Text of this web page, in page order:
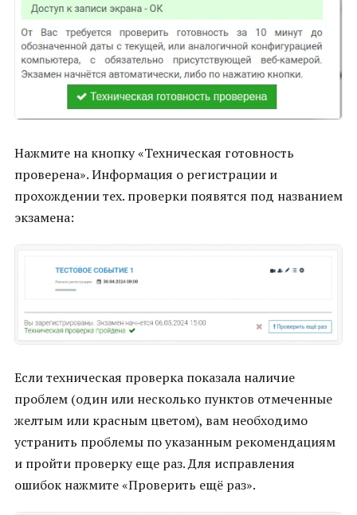
Нажмите на кнопку «Техническая готовность
проверена». Информация о регистрации и
прохождении тех. проверки появятся под названием
экзамена:
Если техническая проверка показала наличие
проблем (один или несколько пунктов отмеченные
желтым или красным цветом), вам необходимо
устранить проблемы по указанным рекомендациям
и пройти проверку еще раз. Для исправления
ошибок нажмите «Проверить ещё раз».